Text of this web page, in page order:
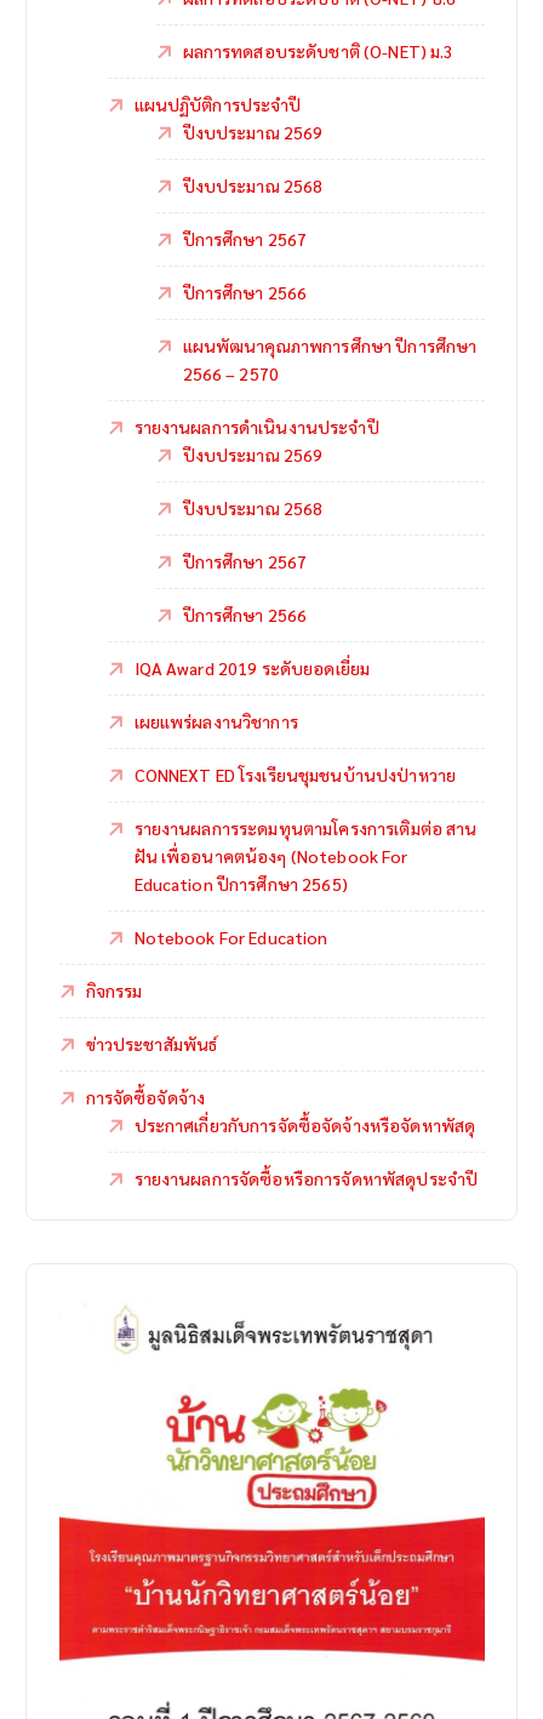
ผลการทดสอบระดับชาติ (O-NET) ม.3
แผนปฏิบัติการประจำปี
ปีงบประมาณ 2569
ปีงบประมาณ 2568
ปีการศึกษา 2567
ปีการศึกษา 2566
แผนพัฒนาคุณภาพการศึกษา ปีการศึกษา
2566 – 2570
รายงานผลการดำเนินงานประจำปี
ปีงบประมาณ 2569
ปีงบประมาณ 2568
ปีการศึกษา 2567
ปีการศึกษา 2566
IQA Award 2019 ระดับยอดเยี่ยม
เผยแพร่ผลงานวิชาการ
CONNEXT ED โรงเรียนชุมชนบ้านปงป่าหวาย
รายงานผลการระดมทุนตามโครงการเติมต่อ สาน
ฝัน เพื่ออนาคตน้องๆ (Notebook For
Education ปีการศึกษา 2565)
Notebook For Education
กิจกรรม
ข่าวประชาสัมพันธ์
การจัดซื้อจัดจ้าง
ประกาศเกี่ยวกับการจัดซื้อจัดจ้างหรือจัดหาพัสดุ
รายงานผลการจัดซื้อหรือการจัดหาพัสดุประจำปี